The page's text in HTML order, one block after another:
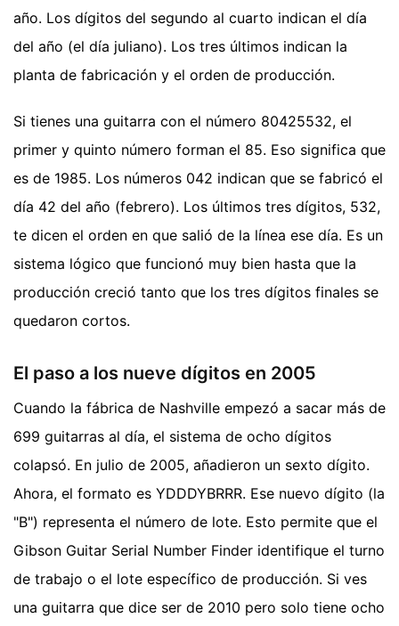
año. Los dígitos del segundo al cuarto indican el día
del año (el día juliano). Los tres últimos indican la
planta de fabricación y el orden de producción.
Si tienes una guitarra con el número 80425532, el
primer y quinto número forman el 85. Eso significa que
es de 1985. Los números 042 indican que se fabricó el
día 42 del año (febrero). Los últimos tres dígitos, 532,
te dicen el orden en que salió de la línea ese día. Es un
sistema lógico que funcionó muy bien hasta que la
producción creció tanto que los tres dígitos finales se
quedaron cortos.
El paso a los nueve dígitos en 2005
Cuando la fábrica de Nashville empezó a sacar más de
699 guitarras al día, el sistema de ocho dígitos
colapsó. En julio de 2005, añadieron un sexto dígito.
Ahora, el formato es YDDDYBRRR. Ese nuevo dígito (la
"B") representa el número de lote. Esto permite que el
Gibson Guitar Serial Number Finder identifique el turno
de trabajo o el lote específico de producción. Si ves
una guitarra que dice ser de 2010 pero solo tiene ocho